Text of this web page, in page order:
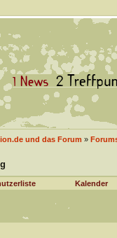
und das Forum »
Kalender